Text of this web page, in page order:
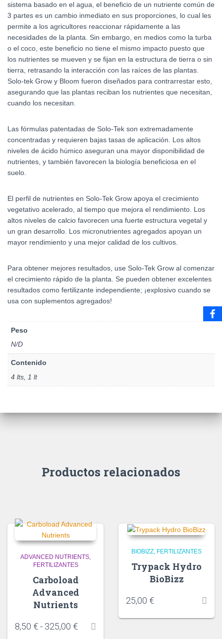
sistema basado en el agua, el beneficio de un nutriente común de
3 partes es un cambio inmediato en sus proporciones, lo cual les
permite a los agricultores reaccionar rápidamente a las
necesidades de la planta. Sin embargo, en medios como la turba
o el coco, este beneficio no tiene el mismo impacto puesto que
los nutrientes se mueven y se fijan en la estructura de tierra o sin
tierra, retrasando la interacción con las raíces de las plantas.
Solo-tek Grow y Bloom fueron diseñados para contrarrestar esto,
asegurando que las plantas reciban los nutrientes que necesitan,
cuando los necesitan.
Las fórmulas patentadas de Solo-Tek son extremadamente
concentradas y requieren bajas tasas de aplicación. Los altos
niveles de ácido húmico aseguran una mayor disponibilidad de
nutrientes, y también favorecen la biología beneficiosa en el
suelo.
El perfil de nutrientes en Solo-Tek Grow apoya el crecimiento
vegetativo acelerado, al tiempo que mejora el rendimiento. Los
altos niveles de calcio favorecen una fuerte estructura vegetal y
un gran desarrollo. Los micronutrientes agregados apoyan un
mayor rendimiento y una mejor calidad de los cultivos.
Para obtener mejores resultados, use Solo-Tek Grow al comenzar
el crecimiento rápido de la planta. Se pueden obtener excelentes
resultados como fertilizante independiente; ¡explosivo cuando se
usa con suplementos agregados!
Peso
N/D
Contenido
4 lts, 1 lt
Productos relacionados
ADVANCED NUTRIENTS
FERTILIZANTES
Carboload
Advanced
Nutrients
8,50 €- 325,00 €
BIOBIZZ FERTILIZANTES
Trypack Hydro
BioBizz
25,00 €